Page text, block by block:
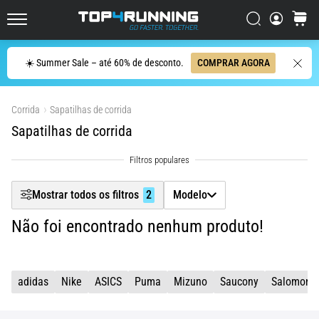
☀️ Summer Sale – até 60% de desconto. COMPRAR AGORA
Procurar
cesto
Procurar
dor
no
joelho
todos
os
pelo
vez
na
vida,
seja
ou
profissional.
Corrida Sapatilhas de corrida
Sapatilhas de corrida
Mostrar todos os filtros 2 Modelo
Filtr
Mostrar produtos
Não foi encontrado nenhum produto!
adidas Nike ASICS Puma Mizuno Saucony Salomon